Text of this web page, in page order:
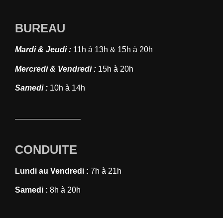
BUREAU
Mardi & Jeudi : 11h à 13h & 15h à 20h
Mercredi & Vendredi : 15h à 20h
Samedi : 10h à 14h
CONDUITE
Lundi au Vendredi : 7h à 21h
Samedi : 8h à 20h